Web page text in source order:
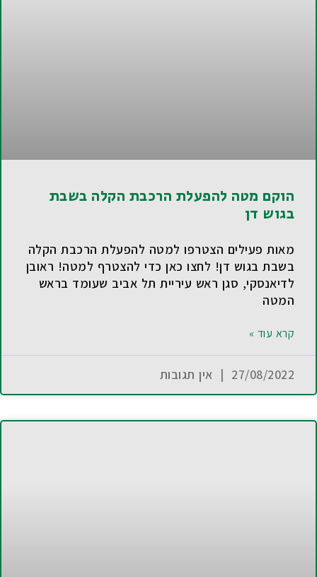
הוקם מטה להפעלת הרכבת הקלה בשבת
בגוש דן
מאות פעילים הצטרפו למטה להפעלת הרכבת הקלה
בשבת בגוש דן! לחצו כאן כדי להצטרף למטה! ראובן
לדיאנסקי, סגן ראש עיריית תל אביב שעומד בראש
המטה
קרא עוד »
27/08/2022 אין תגובות